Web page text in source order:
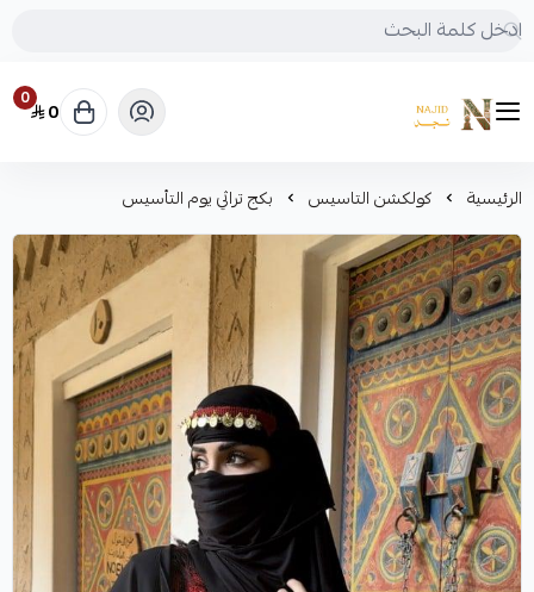
متجر نجد
0 0
الرئيسية كولكشن التاسيس بكج تراثي يوم التأسيس